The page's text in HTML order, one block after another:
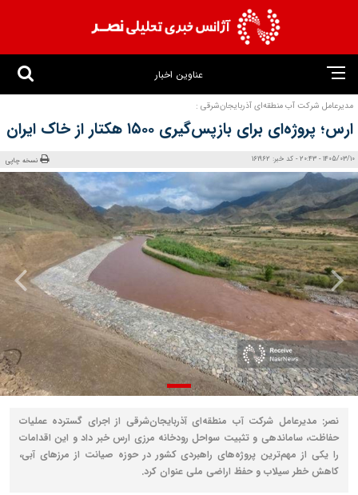
عناوین اخبار
مدیرعامل شرکت آب منطقه‌ای آذربایجان‌شرقی :
ارس؛ پروژه‌ای برای بازپس‌گیری ۱۵۰۰ هکتار از خاک ایران
1405/03/10 - 20:43 - کد خبر: 161962 نسخه چاپی
نصر: مدیرعامل شرکت آب منطقه‌ای آذربایجان‌شرقی از اجرای گسترده عملیات
حفاظت، ساماندهی و تثبیت سواحل رودخانه مرزی ارس خبر داد و این اقدامات
را یکی از مهم‌ترین پروژه‌های راهبردی کشور در حوزه صیانت از مرزهای آبی،
کاهش خطر سیلاب و حفظ اراضی ملی عنوان کرد.